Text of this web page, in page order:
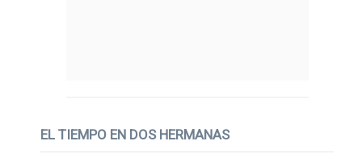
EL TIEMPO EN DOS HERMANAS